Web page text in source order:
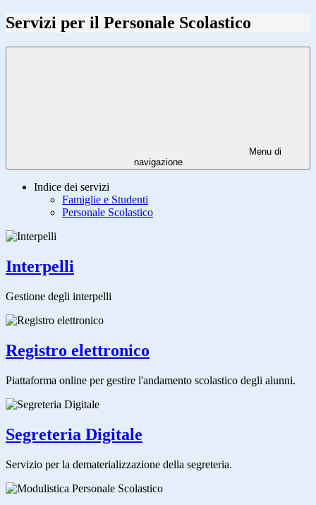
Servizi per il Personale Scolastico
Menu di
navigazione
Indice dei servizi
Famiglie e Studenti
Personale Scolastico
Interpelli
Gestione degli interpelli
Registro elettronico
Piattaforma online per gestire l'andamento scolastico degli alunni.
Segreteria Digitale
Servizio per la dematerializzazione della segreteria.